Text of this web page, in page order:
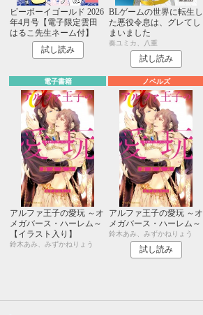
ビーボーイゴールド 2026
年4月号【電子限定雲田
はるこ先生ネーム付】
試し読み
BLゲームの世界に転生し
た悪役令息は、グレてし
まいました
奏ユミカ、八重
試し読み
電子書籍
アルファ王子の愛玩 ～オ
メガバース・ハーレム～
【イラスト入り】
鈴木あみ、みずかねりょう
ノベルズ
アルファ王子の愛玩 ～オ
メガバース・ハーレム～
鈴木あみ、みずかねりょう
試し読み